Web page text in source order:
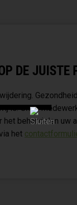
DE JUISTE
is. Onze
behandelen uw
het